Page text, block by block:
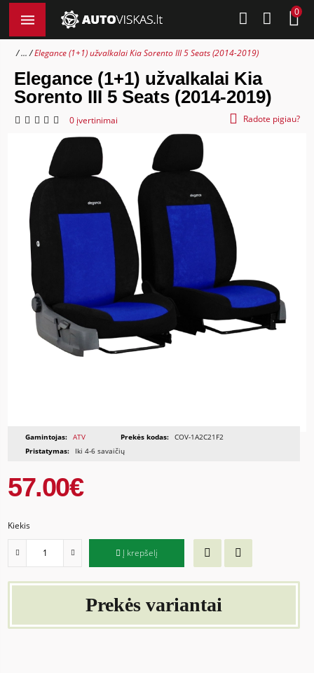
0
... Elegance (1+1) užvalkalai Kia Sorento III 5 Seats (2014-2019)
Elegance (1+1) užvalkalai Kia
Sorento III 5 Seats (2014-2019)
0 įvertinimai Radote pigiau?
Gamintojas: ATV Prekės kodas: COV-1A2C21F2
Pristatymas:
Iki 4-6 savaičių
57.00€
Kiekis
Į krepšelį
Prekės variantai